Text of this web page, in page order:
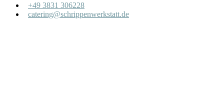
+49 3831 306228
catering@schrippenwerkstatt.de